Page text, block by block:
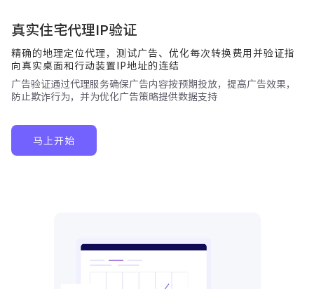
真实住宅代理IP验证
精确的地理定位代理，测试广告、优化每次转换费用并验证指
向真实桌面和行动装置IP地址的连结
广告验证通过代理服务确保广告内容按预期投放，提高广告效果，
防止欺诈行为，并为优化广告策略提供数据支持
马上开始